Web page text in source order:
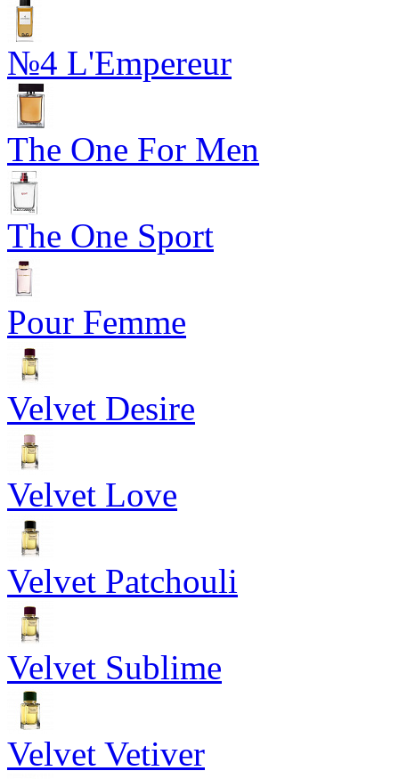
№4 L'Empereur
The One For Men
The One Sport
Pour Femme
Velvet Desire
Velvet Love
Velvet Patchouli
Velvet Sublime
Velvet Vetiver